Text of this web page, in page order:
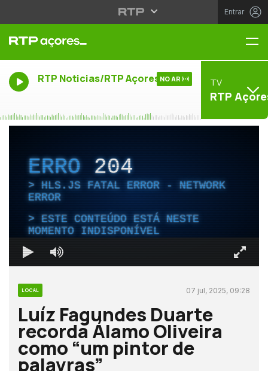
Entrar
RTP Noticias/RTP Açores NO AR TV
RTP
ERRO204
HLS.JS FATAL ERROR - NETWORK
ERROR
ESTE CONTEÚDO ESTÁ NESTE
MOMENTO INDISPONÍVEL
LOCAL 07 jul, 2025, 09:28
Luíz Fagundes Duarte
recorda Álamo Oliveira
como “um pintor de
palavras”